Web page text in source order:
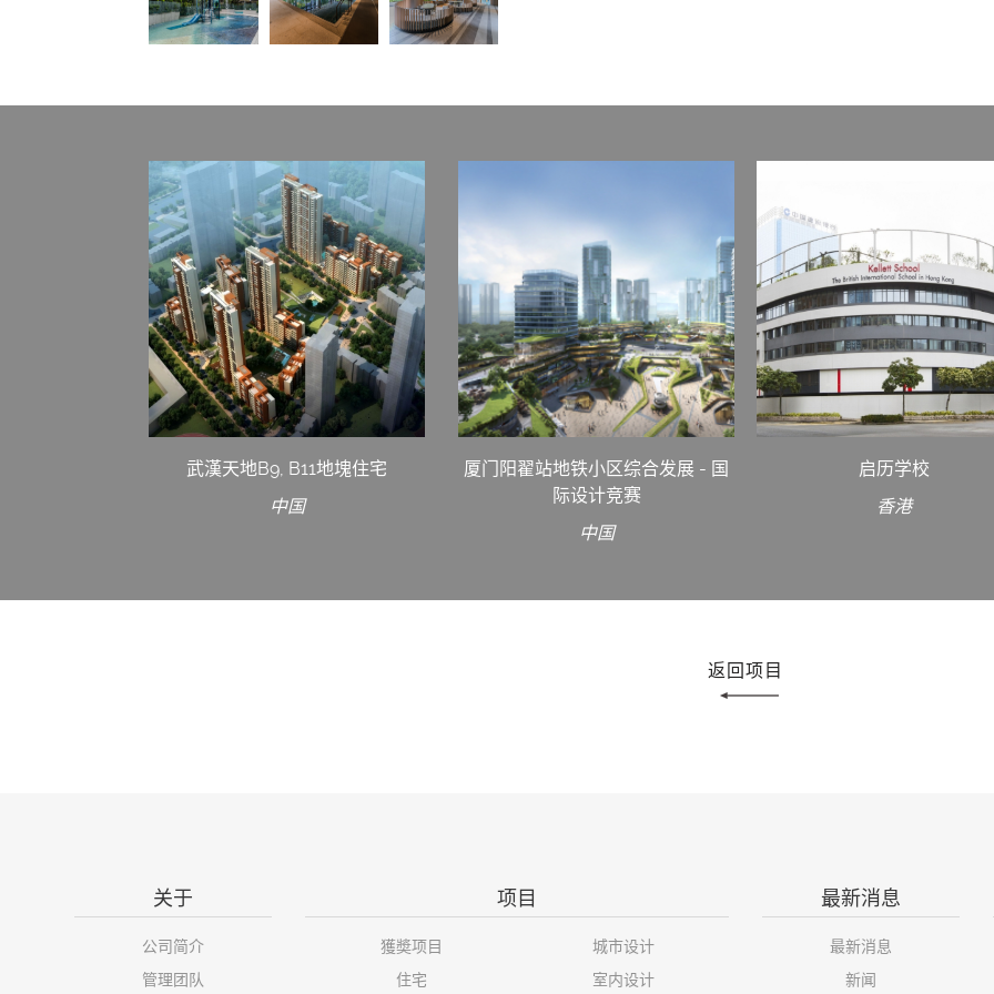
武漢天地B9, B11地塊住宅
中国
厦门阳翟站地铁小区综合发展 - 国
际设计竞赛
中国
启历学校
香港
返回项目
关于
公司简介
管理团队
项目
獲奬项目
住宅
城市设计
室内设计
最新消息
最新消息
新闻